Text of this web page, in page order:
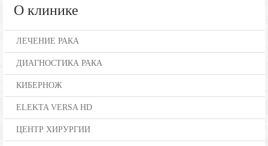
О клинике
ЛЕЧЕНИЕ РАКА
ДИАГНОСТИКА РАКА
КИБЕРНОЖ
ELEKTA VERSA HD
ЦЕНТР ХИРУРГИИ